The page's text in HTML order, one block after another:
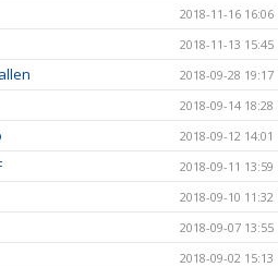
2018-11-16 16:06
2018-11-13 15:45
2018-09-28 19:17
2018-09-14 18:28
2018-09-12 14:01
2018-09-11 13:59
2018-09-10 11:32
2018-09-07 13:55
2018-09-02 15:13